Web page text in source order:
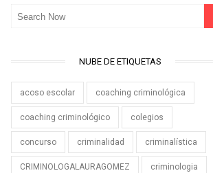
NUBE DE ETIQUETAS
acoso escolar coaching criminológica
coaching criminológico colegios
concurso criminalidad criminalística
CRIMINOLOGALAURAGOMEZ criminologia